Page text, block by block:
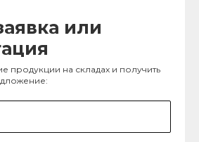
или
продукции на складах и получить